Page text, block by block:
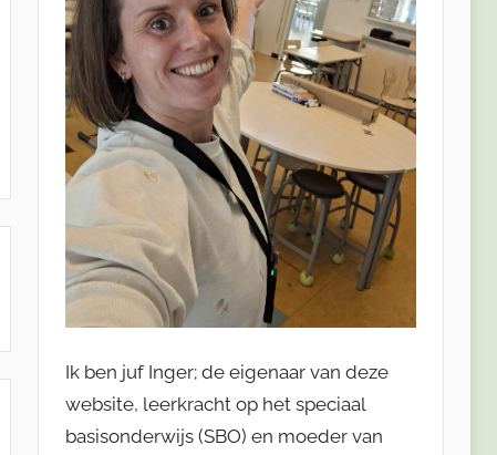
Ik ben juf Inger; de eigenaar van deze
website, leerkracht op het speciaal
basisonderwijs (SBO) en moeder van